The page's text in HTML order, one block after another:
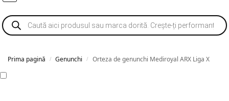
Prima pagină / Genunchi / Orteza de genunchi Mediroyal ARX Liga X